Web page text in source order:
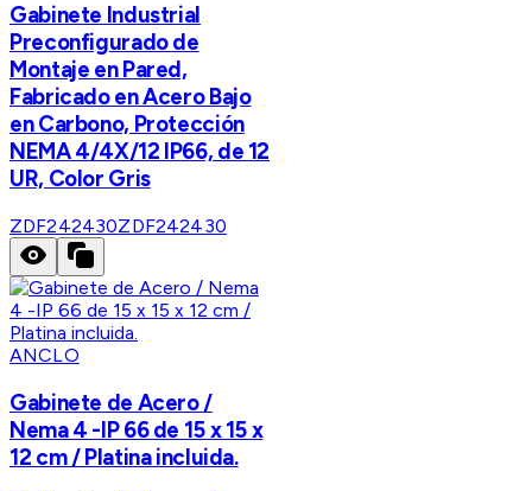
Gabinete Industrial
Preconfigurado de
Montaje en Pared,
Fabricado en Acero Bajo
en Carbono, Protección
NEMA 4/4X/12 IP66, de 12
UR, Color Gris
ZDF242430ZDF242430
ANCLO
Gabinete de Acero /
Nema 4 -IP 66 de 15 x 15 x
12 cm / Platina incluida.